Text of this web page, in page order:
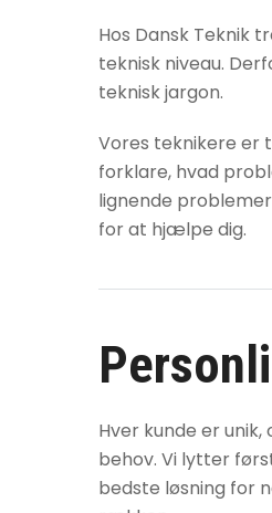
Hos Dansk Teknik
teknisk niveau.
teknisk jargon.
Vores teknikere er
forklare, hvad
lignende
for at hjælpe dig.
Hver kunde er
behov. Vi lytter
bedste løsning for